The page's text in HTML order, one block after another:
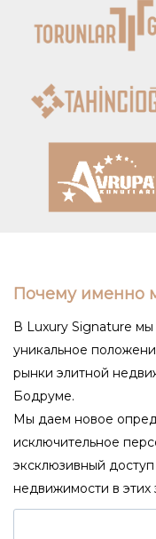
Почему именно
В Luxury Signature мы
уникальное
рынки элитной
Бодруме.
Мы даем новое
исключительное
эксклюзивный
недвижимости в этих